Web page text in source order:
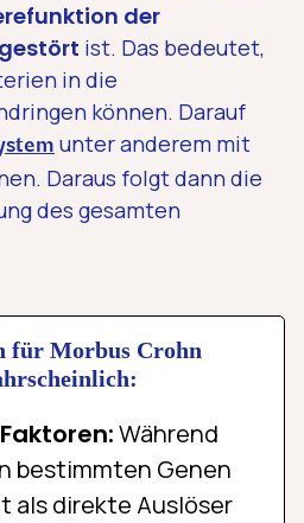
der
ist. Das bedeutet,
in die
können. Darauf
unter anderem mit
Daraus folgt dann die
des gesamten
für Morbus Crohn
Während
bestimmten Genen
als direkte Auslöser